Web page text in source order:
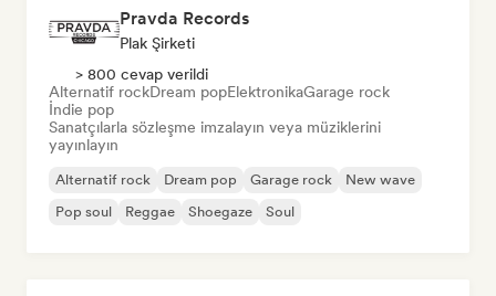
Pravda Records
Plak Şirketi
> 800 cevap verildi
Alternatif rockDream popElektronikaGarage rock
İndie pop
Sanatçılarla sözleşme imzalayın veya müziklerini
yayınlayın
Alternatif rock Dream pop Garage rock
New wave
Pop soul
Reggae Shoegaze Soul